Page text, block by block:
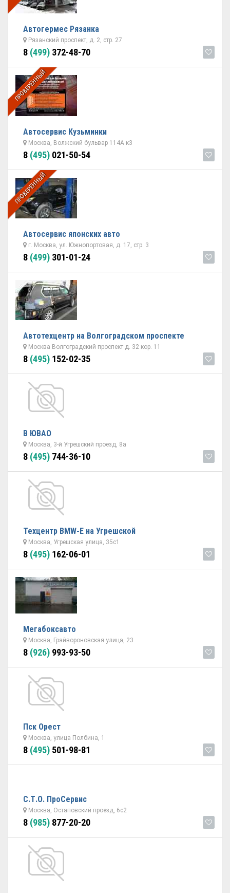
Автогермес Рязанка
Рязанский проспект, д. 2, стр. 27
8 (499) 372-48-70
ПРОВЕРЕННЫЙ
Автосервис Кузьминки
Москва, Волжский бульвар 114А к3
8 (495) 021-50-54
ПРОВЕРЕННЫЙ
Автосервис японских авто
г. Москва, ул. Южнопортовая, д. 17, стр. 3
8 (499) 301-01-24
Автотехцентр на Волгоградском проспекте
Москва Волгоградский проспект д. 32 кор. 11
8 (495) 152-02-35
В ЮВАО
Москва, 3-й Угрешский проезд, 8а
8 (495) 744-36-10
Техцентр BMW-E на Угрешской
Москва, Угрешская улица, 35с1
8 (495) 162-06-01
Мегабоксавто
Москва, Грайвороновская улица, 23
8 (926) 993-93-50
Пск Орест
Москва, улица Полбина, 1
8 (495) 501-98-81
С.Т.О. ПроСервис
Москва, Остаповский проезд, 6с2
8 (985) 877-20-20